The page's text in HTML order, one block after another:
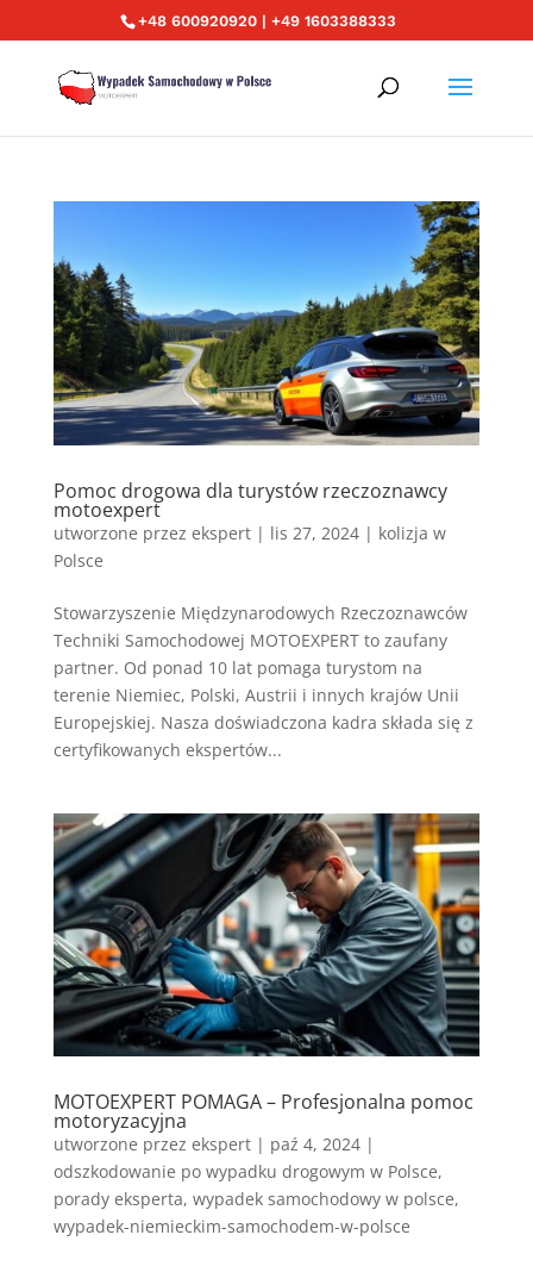
+48 600920920 | +49 1603388333
Pomoc drogowa dla turystów rzeczoznawcy
motoexpert
utworzone przez ekspert| lis 27, 2024| kolizja w
Polsce
Stowarzyszenie Międzynarodowych Rzeczoznawców
Techniki Samochodowej MOTOEXPERT to zaufany
partner. Od ponad 10 lat pomaga turystom na
terenie Niemiec, Polski, Austrii i innych krajów Unii
Europejskiej. Nasza doświadczona kadra składa się z
certyfikowanych ekspertów...
MOTOEXPERT POMAGA – Profesjonalna pomoc
motoryzacyjna
utworzone przez ekspert| paź 4, 2024|
odszkodowanie po wypadku drogowym w Polsce,
porady eksperta, wypadek samochodowy w polsce,
wypadek-niemieckim-samochodem-w-polsce